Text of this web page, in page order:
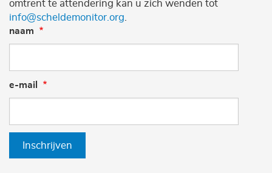
omtrent te attendering kan u zich wenden tot
info@scheldemonitor.org
naam
e-mail
Inschrijven